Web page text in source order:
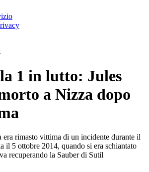
1 in lutto: Jules
a Nizza dopo
rimasto vittima di un incidente durante il
il 5 ottobre 2014, quando si era schiantato
recuperando la Sauber di Sutil